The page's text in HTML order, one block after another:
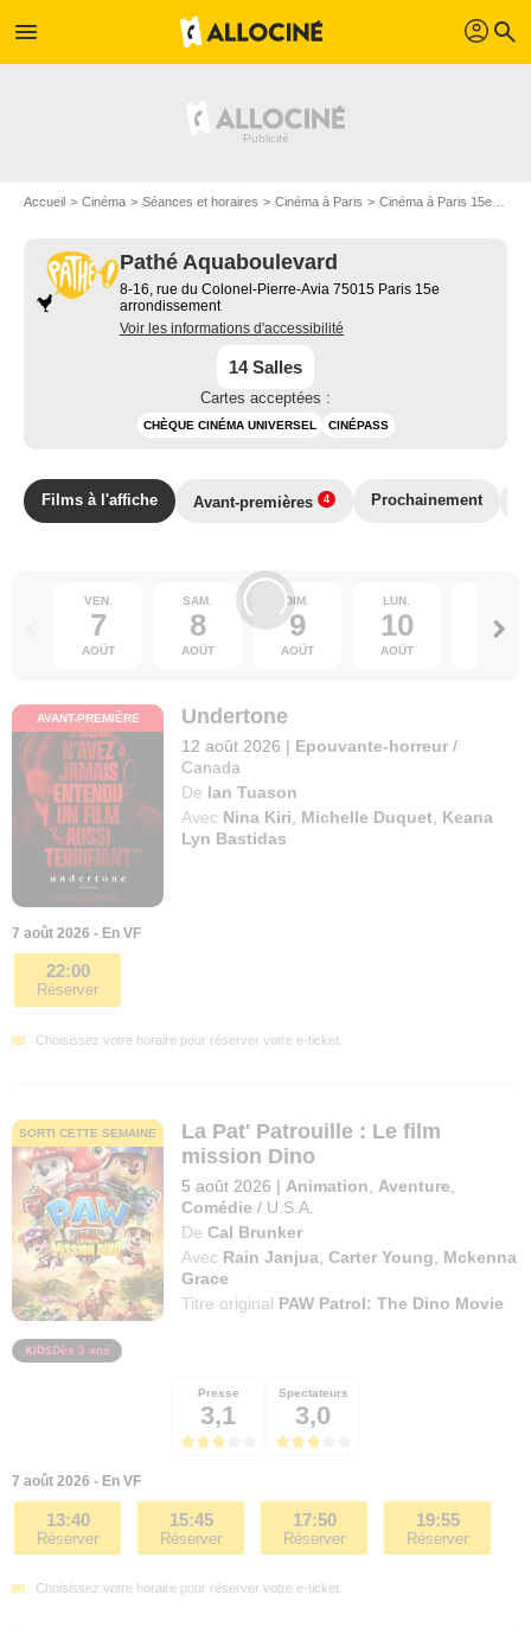
menu profil search
Accueil Cinéma Séances et horaires Cinéma à Paris Cinéma à Paris 15e arrondissement
Pathé Aquaboulevard
8-16, rue du Colonel-Pierre-Avia 75015 Paris 15e
arrondissement
Voir les informations d'accessibilité
14 Salles
Cartes acceptées :
CHÈQUE CINÉMA UNIVERSEL CINÉPASS
Films à l'affiche Avant-premières 4 Prochainement
VEN.
7
AOÛT
SAM.
8
AOÛT
DIM.
9
AOÛT
LUN.
10
AOÛT
11
AVANT-PREMIÈRE Undertone
12 août 2026 | Epouvante-horreur /
Canada
De Ian Tuason
Avec Nina Kiri Michelle Duquet Keana
Lyn Bastidas
7 août 2026 - En VF
22:00
Réserver
Choisissez votre horaire pour réserver votre e-ticket.
SORTI CETTE SEMAINE
La Pat' Patrouille : Le film
mission Dino
5 août 2026 | Animation Aventure
Comédie / U.S.A.
De Cal Brunker
Avec Rain Janjua ,Carter Young
Mckenna
Grace
Titre original PAW Patrol: The Dino Movie
Dès 3 ans
Presse
3,1
Spectateurs
3,0
7 août 2026 - En VF
13:40
Réserver
15:45
Réserver
17:50
Réserver
19:55
Réserver
Choisissez votre horaire pour réserver votre e-ticket.